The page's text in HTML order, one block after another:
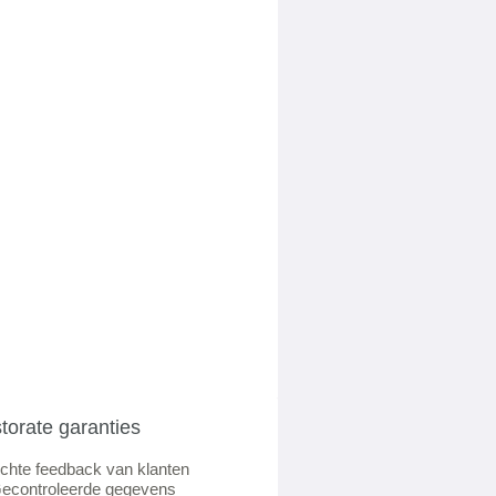
garanties
feedback van klanten
gegevens